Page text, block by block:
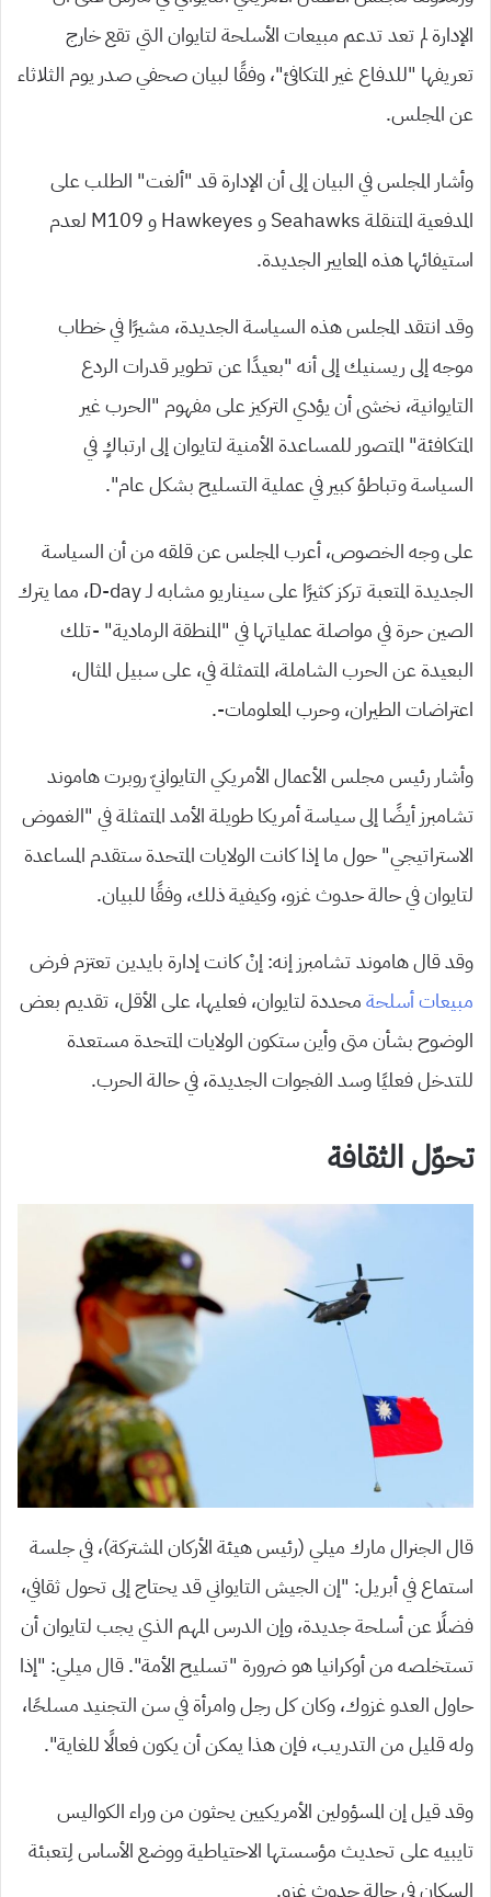
الإدارة لم تعد تدعم مبيعات الأسلحة لتايوان التي تقع خارج
تعريفها “للدفاع غير المتكافئ”، وفقًا لبيان صحفي صدر يوم الثلاثاء
عن المجلس.
وأشار المجلس في البيان إلى أن الإدارة قد “ألغت” الطلب على
المدفعية المتنقلة Seahawks و Hawkeyes و M109 لعدم
استيفائها هذه المعايير الجديدة.
وقد انتقد المجلس هذه السياسة الجديدة، مشيرًا في خطاب
موجه إلى ريسنيك إلى أنه “بعيدًا عن تطوير قدرات الردع
التايوانية، نخشى أن يؤدي التركيز على مفهوم “الحرب غير
المتكافئة” المتصور للمساعدة الأمنية لتايوان إلى ارتباكٍ في
السياسة وتباطؤ كبير في عملية التسليح بشكل عام”.
على وجه الخصوص، أعرب المجلس عن قلقه من أن السياسة
الجديدة المتعبة تركز كثيرًا على سيناريو مشابه لـ D-day، مما يترك
الصين حرة في مواصلة عملياتها في “المنطقة الرمادية” -تلك
البعيدة عن الحرب الشاملة، المتمثلة في، على سبيل المثال،
اعتراضات الطيران، وحرب المعلومات-.
وأشار رئيس مجلس الأعمال الأمريكي التايوانيّ روبرت هاموند
تشامبرز أيضًا إلى سياسة أمريكا طويلة الأمد المتمثلة في “الغموض
الاستراتيجي” حول ما إذا كانت الولايات المتحدة ستقدم المساعدة
لتايوان في حالة حدوث غزو، وكيفية ذلك، وفقًا للبيان.
وقد قال هاموند تشامبرز إنه: إنْ كانت إدارة بايدين تعتزم فرض
مبيعات أسلحةمحددة لتايوان، فعليها، على الأقل، تقديم بعض
الوضوح بشأن متى وأين ستكون الولايات المتحدة مستعدة
للتدخل فعليًا وسد الفجوات الجديدة، في حالة الحرب.
تحوّل الثقافة
قال الجنرال مارك ميلي (رئيس هيئة الأركان المشتركة)، في جلسة
استماع في أبريل: “إن الجيش التايواني قد يحتاج إلى تحول ثقافي،
فضلًا عن أسلحة جديدة، وإن الدرس المهم الذي يجب لتايوان أن
تستخلصه من أوكرانيا هو ضرورة “تسليح الأمة”.قال ميلي: “إذا
حاول العدو غزوك، وكان كل رجل وامرأة في سن التجنيد مسلحًا،
وله قليل من التدريب، فإن هذا يمكن أن يكون فعالًا للغاية”.
وقد قيل إن المسؤولين الأمريكيين يحثون من وراء الكواليس
تايبيه على تحديث مؤسستها الاحتياطية ووضع الأساس لِتعبئة
السكان في حالة حدوث غزو.